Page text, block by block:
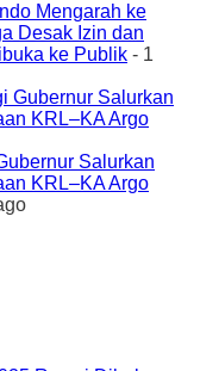
Mengarah ke
Desak Izin dan
ke Publik - 1
Salurkan
KRL–KA Argo